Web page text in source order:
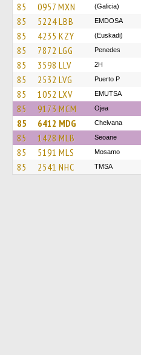
85 0957 MXN (Galicia)
85 5224 LBB EMDOSA
85 4235 KZY (Euskadi)
85 7872 LGG Penedes
85 3598 LLV 2H
85 2532 LVG Puerto P
85 1052 LXV EMUTSA
85 9173 MCM Ojea
85 6412 MDG Chelvana
85 1428 MLB Seoane
85 5191 MLS Mosamo
85 2541 NHC TMSA